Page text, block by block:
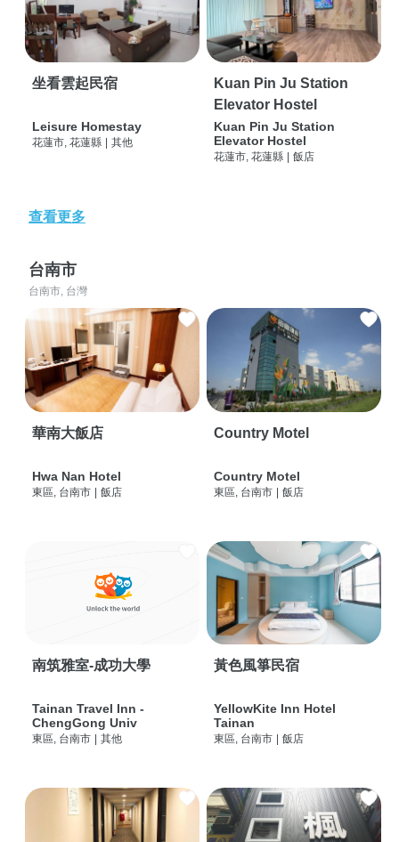
坐看雲起民宿
Leisure Homestay
花蓮市, 花蓮縣 其他
Kuan Pin Ju Station
Elevator Hostel
Kuan Pin Ju Station
Elevator Hostel
花蓮市, 花蓮縣 飯店
查看更多
台南市
台南市, 台灣
華南大飯店
Hwa Nan Hotel
東區, 台南市 | 飯店
Country Motel
Country Motel
東區, 台南市 | 飯店
南筑雅室-成功大學
Tainan Travel Inn -
ChengGong Univ
東區, 台南市 | 其他
黃色風箏民宿
YellowKite Inn Hotel
Tainan
東區, 台南市 | 飯店